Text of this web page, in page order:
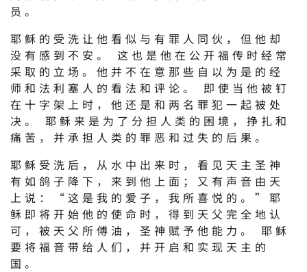
员。
耶稣的受洗让他看似与有罪人同伙，但他却
没有感到不安。 这也是他在公开福传时经常
采取的立场。他并不在意那些自以为是的经
师和法利塞人的看法和评论。 即使当他被钉
在十字架上时，他还是和两名罪犯一起被处
决。 耶稣来是为了分担人类的困境，挣扎和
痛苦，并承担人类的罪恶和过失的后果。
耶稣受洗后，从水中出来时，看见天主圣神
有如鸽子降下，来到他上面；又有声音由天
上说：“这是我的爱子，我所喜悦的。”耶
稣即将开始他的使命时，得到天父完全地认
可，被天父所傅油，圣神赋予他能力。 耶稣
要将福音带给人们，并开启和实现天主的
国。